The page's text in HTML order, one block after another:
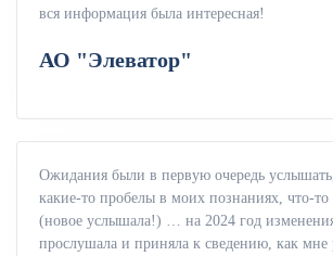
вся информация была интересная!
АО "Элеватор"
Ожидания были в первую очередь
какие-то пробелы в моих познаниях, что-
(новое услышала!) … на 2024 год
прослушала и приняла к сведению, как мне